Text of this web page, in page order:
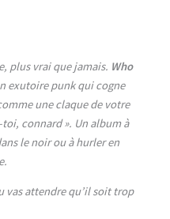
plus vrai que jamais. Who
exutoire punk qui cogne
une claque de votre
connard ». Un album à
le noir ou à hurler en
vas attendre qu’il soit trop